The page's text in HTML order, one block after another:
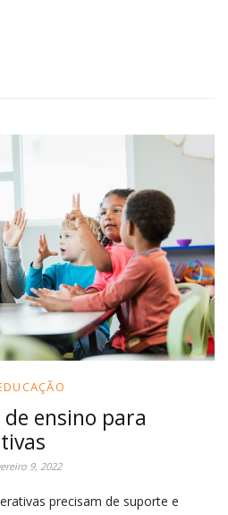
ensino para
9, 2022
precisam de suporte e